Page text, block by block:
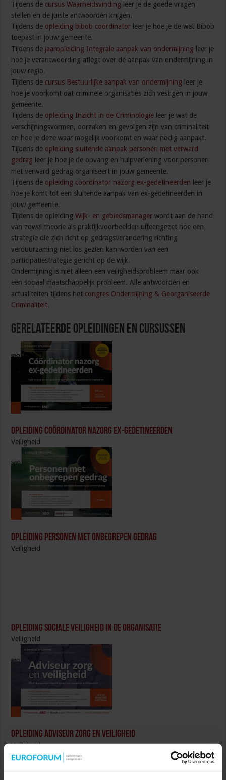
Tijdens de cursus Waarheidsvinding leer je de goede vragen
stellen en de juiste antwoorden krijgen.
Tijdens de opleiding bibob coördinator leer je hoe je de wet Bibob
toepast in jouw gemeente.
Tijdens de jaaropleiding Integrale aanpak van ondermijning leer je
hoe je verantwoording aflegt over de aanpak van ondermijning in
jouw regio.
Tijdens de cursus Bestuurlijke aanpak van ondermijning leer je
hoe je voorkomt dat criminele organisaties zich vestigen in jouw
gemeente.
Tijdens de opleiding Inzicht in de Criminologie leer je wat de
verschijningsvormen, oorzaken en gevolgen zijn van criminaliteit
en hoe je deze waar mogelijk voorkomt en waar nodig aanpakt.
Tijdens de opleiding sluitende aanpak personen met verward
gedrag leer je hoe je de opvang en hulpverlening voor personen
met verward gedrag organiseert in jouw gemeente.
Tijdens de opleiding coördinator nazorg ex-gedetineerden leer je
hoe je komt tot een sluitende aanpak van ex-gedetineerden in
jouw gemeente.
Tijdens de opleidingWijk- en gebiedsmanager wordt aan de hand
van zowel theorie als praktijkvoorbeelden uiteengezet hoe een
strategie die zich richt op gedragsverandering richting
verduurzaming niet los gezien kan worden van een
participatiestrategie gericht op de wijk.
Ondermijning is niet alleen een veiligheidsprobleem maar ook
een sociaal maatschappelijk probleem. Alle antwoorden en
actualiteiten tijdens het congres Ondermijning & Georganiseerde
Criminaliteit.
Gerelateerde Opleidingen en Cursussen
Opleiding Coördinator nazorg ex-gedetineerden
Veiligheid
Opleiding Personen met onbegrepen gedrag
Veiligheid
Opleiding Sociale Veiligheid in de Organisatie
Veiligheid
Opleiding Adviseur zorg en veiligheid
Veiligheid